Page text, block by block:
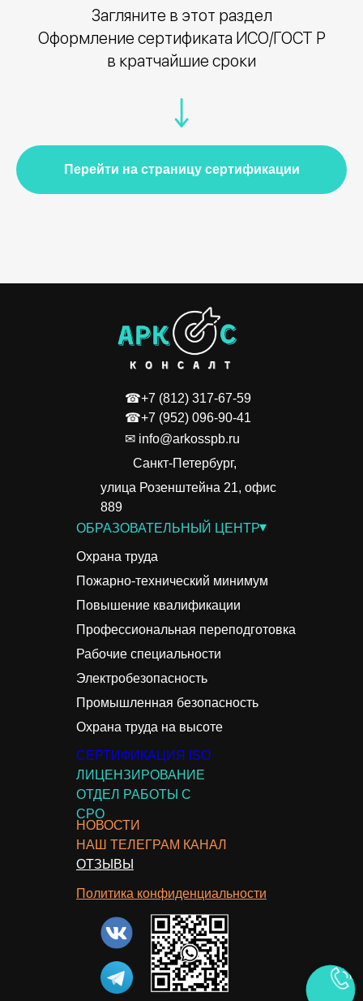
Загляните в этот раздел
Оформление сертификата ИСО/ГОСТ Р
в кратчайшие сроки
Перейти на страницу сертификации
Политика конфиденциальности
ОБРАЗОВАТЕЛЬНЫЙ ЦЕНТР
Охрана труда
▾
Повышение квалификации
Профессиональная переподготовка
Рабочие специальности
Электробезопасность
Промышленная безопасность
СЕРТИФИКАЦИЯ ISO
ОТДЕЛ РАБОТЫ С
СРО
ЛИЦЕНЗИРОВАНИЕ
☎+7 (812) 317-67-59
☎+7 (952) 096-90-41
✉ info@arkosspb.ru
НОВОСТИ
Санкт-Петербург,
улица Розенштейна 21, офис
889
ОТЗЫВЫ
Пожарно-технический минимум
НАШ ТЕЛЕГРАМ КАНАЛ
Охрана труда на высоте